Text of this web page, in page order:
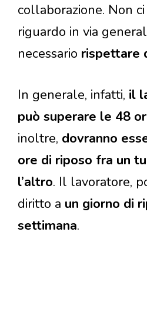
collaborazione. Non
riguardo in via
necessario rispettare
In generale, infatti, il
può superare le 48
inoltre, dovranno
ore di riposo fra un
l’altro. Il lavoratore,
diritto a un giorno di
settimana.